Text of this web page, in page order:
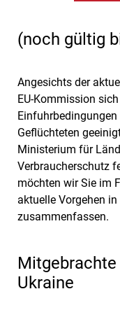
(noch gültig
Angesichts der
EU-Kommission
Geflüchteten
Ministerium für
Verbraucherschutz
möchten wir Sie im
aktuelle Vorgehen
zusammenfassen.
Ukraine